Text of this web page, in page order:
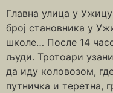
Главна улица у
број становника у
школе… После 14
људи. Тротоари
да иду коловозом,
путничка и теретна,